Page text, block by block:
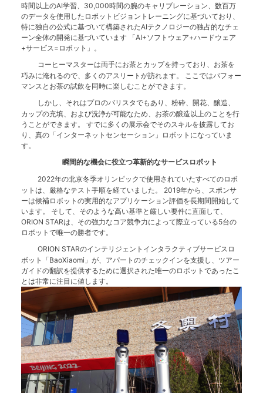
時間以上のAI学習、30,000時間の腕のキャリブレーション、数百万
のデータを使用したロボットビジョントレーニングに基づいており、
特に独自の公式に基づいて構築されたAIテクノロジーの独占的なチェ
ーン全体の開発に基づいています 「AI+ソフトウェア+ハードウェア
+サービス=ロボット」。
コーヒーマスターは両手にお茶とカップを持っており、お茶を
巧みに淹れるので、多くのアスリートが訪れます。 ここではパフォー
マンスとお茶の試飲を同時に楽しむことができます。
しかし、それはプロのバリスタでもあり、粉砕、開花、醸造、
カップの充填、および洗浄が可能なため、お茶の醸造以上のことを行
うことができます。 すでに多くの展示会でそのスキルを披露してお
り、真の「インターネットセンセーション」ロボットになっていま
す。
瞬間的な機会に役立つ革新的なサービスロボット
2022年の北京冬季オリンピックで使用されていたすべてのロボ
ットは、厳格なテスト手順を経ていました。 2019年から、スポンサ
ーは候補ロボットの実用的なアプリケーション評価を長期間開始して
います。 そして、そのような高い基準と厳しい要件に直面して、
ORION STARは、その強力なコア競争力によって際立っている5台の
ロボットで唯一の勝者です。
ORION STARのインテリジェントインタラクティブサービスロ
ボット「BaoXiaomi」が、アパートのチェックインを支援し、ツアー
ガイドの翻訳を提供するために選択された唯一のロボットであったこ
とは非常に注目に値します。